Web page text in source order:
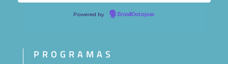
Powered by EmailOctopus
PROGRAMAS